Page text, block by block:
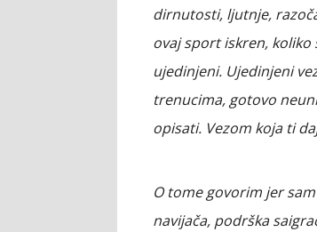
dirnutosti, ljutnje,
ovaj sport iskren,
ujedinjeni. Ujedinjeni
trenucima, gotovo
opisati. Vezom koja ti
O tome govorim jer
navijača, podrška